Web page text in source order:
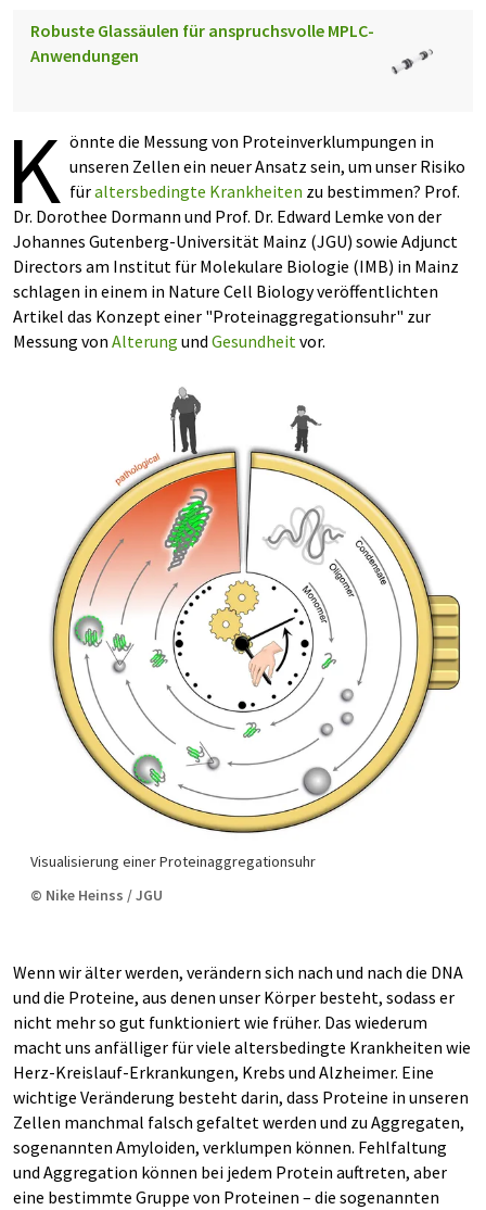
Robuste Glassäulen für anspruchsvolle MPLC-
Anwendungen
K önnte die Messung von Proteinverklumpungen in
unseren Zellen ein neuer Ansatz sein, um unser Risiko
füraltersbedingte Krankheiten zu bestimmen? Prof.
Dr. Dorothee Dormann und Prof. Dr. Edward Lemke von der
Johannes Gutenberg-Universität Mainz (JGU) sowie Adjunct
Directors am Institut für Molekulare Biologie (IMB) in Mainz
schlagen in einem in Nature Cell Biology veröffentlichten
Artikel das Konzept einer "Proteinaggregationsuhr" zur
Messung von Alterung und Gesundheitvor.
Visualisierung einer Proteinaggregationsuhr
© Nike Heinss / JGU
Wenn wir älter werden, verändern sich nach und nach die DNA
und die Proteine, aus denen unser Körper besteht, sodass er
nicht mehr so gut funktioniert wie früher. Das wiederum
macht uns anfälliger für viele altersbedingte Krankheiten wie
Herz-Kreislauf-Erkrankungen, Krebs und Alzheimer. Eine
wichtige Veränderung besteht darin, dass Proteine in unseren
Zellen manchmal falsch gefaltet werden und zu Aggregaten,
sogenannten Amyloiden, verklumpen können. Fehlfaltung
und Aggregation können bei jedem Protein auftreten, aber
eine bestimmte Gruppe von Proteinen – die sogenannten